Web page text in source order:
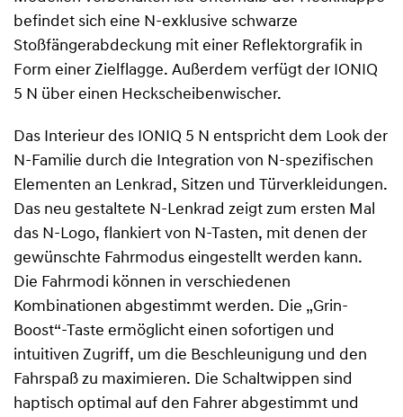
befindet sich eine N-exklusive schwarze
Stoßfängerabdeckung mit einer Reflektorgrafik in
Form einer Zielflagge. Außerdem verfügt der IONIQ
5 N über einen Heckscheibenwischer.
Das Interieur des IONIQ 5 N entspricht dem Look der
N-Familie durch die Integration von N-spezifischen
Elementen an Lenkrad, Sitzen und Türverkleidungen.
Das neu gestaltete N-Lenkrad zeigt zum ersten Mal
das N-Logo, flankiert von N-Tasten, mit denen der
gewünschte Fahrmodus eingestellt werden kann.
Die Fahrmodi können in verschiedenen
Kombinationen abgestimmt werden. Die „Grin-
Boost“-Taste ermöglicht einen sofortigen und
intuitiven Zugriff, um die Beschleunigung und den
Fahrspaß zu maximieren. Die Schaltwippen sind
haptisch optimal auf den Fahrer abgestimmt und